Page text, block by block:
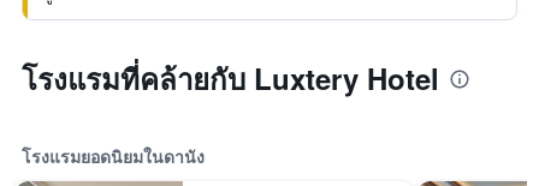
โรงแรมที่คล้ายกับ Luxtery Hotel
โรงแรมยอดนิยมในดานัง